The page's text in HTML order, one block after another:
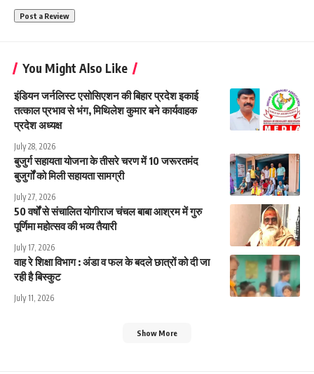
You Might Also Like
इंडियन जर्नलिस्ट एसोसिएशन की बिहार प्रदेश इकाई
तत्काल प्रभाव से भंग, मिथिलेश कुमार बने कार्यवाहक
प्रदेश अध्यक्ष
July 28, 2026
बुजुर्ग सहायता योजना के तीसरे चरण में 10 जरूरतमंद
बुजुर्गों को मिली सहायता सामग्री
July 27, 2026
50 वर्षों से संचालित योगीराज चंचल बाबा आश्रम में गुरु
पूर्णिमा महोत्सव की भव्य तैयारी
July 17, 2026
वाह रे शिक्षा विभाग : अंडा व फल के बदले छात्रों को दी जा
रही है बिस्कुट
July 11, 2026
Show More